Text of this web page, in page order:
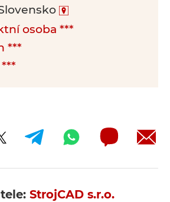
osoba ***
***
StrojCAD s.r.o.